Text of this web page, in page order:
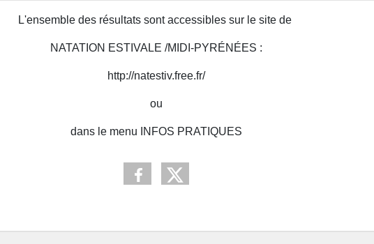
L'ensemble des résultats sont accessibles sur le site de
NATATION ESTIVALE /MIDI-PYRÉNÉES :
http://natestiv.free.fr/
ou
dans le menu INFOS PRATIQUES